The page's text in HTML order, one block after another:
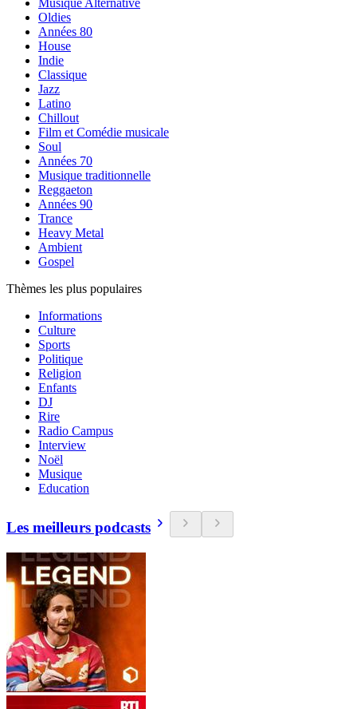
Musique Alternative
Oldies
Années 80
House
Indie
Classique
Jazz
Latino
Chillout
Film et Comédie musicale
Soul
Années 70
Musique traditionnelle
Reggaeton
Années 90
Trance
Heavy Metal
Ambient
Gospel
Thèmes les plus populaires
Informations
Culture
Sports
Politique
Religion
Enfants
DJ
Rire
Radio Campus
Interview
Noël
Musique
Education
Les meilleurs podcasts